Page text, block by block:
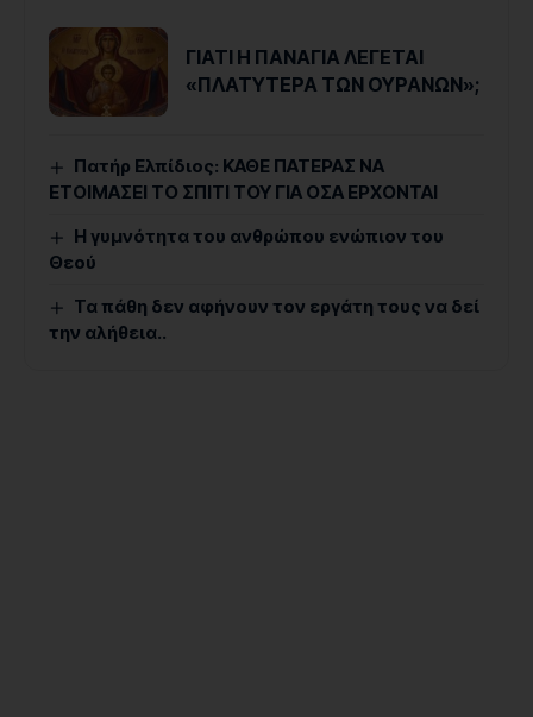
ΓΙΑΤΙ Η ΠΑΝΑΓΙΑ ΛΕΓΕΤΑΙ
«ΠΛΑΤΥΤΕΡΑ ΤΩΝ ΟΥΡΑΝΩΝ»;
Πατήρ Ελπίδιος: ΚΑΘΕ ΠΑΤΕΡΑΣ ΝΑ
ΕΤΟΙΜΑΣΕΙ ΤΟ ΣΠΙΤΙ ΤΟΥ ΓΙΑ ΟΣΑ ΕΡΧΟΝΤΑΙ
Η γυμνότητα του ανθρώπου ενώπιον του
Θεού
Τα πάθη δεν αφήνουν τον εργάτη τους να δεί
την αλήθεια..